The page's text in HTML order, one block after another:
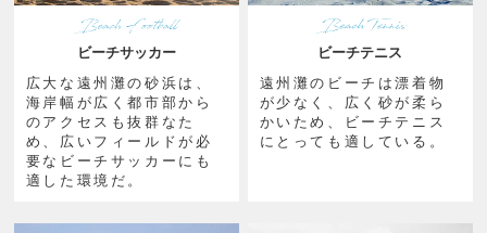
ビーチサッカー
広大な遠州灘の砂浜は、
海岸幅が広く都市部から
のアクセスも抜群なた
め、広いフィールドが必
要なビーチサッカーにも
適した環境だ。
ビーチテニス
遠州灘のビーチは漂着物
が少なく、広く砂が柔ら
かいため、ビーチテニス
にとっても適している。